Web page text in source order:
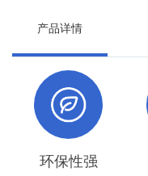
产品详情
环保性强